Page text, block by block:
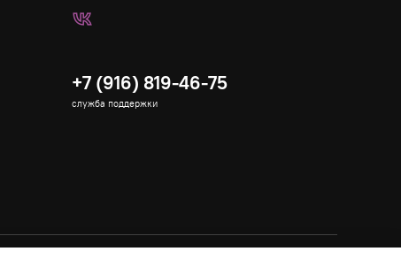
+7 (916) 819-46-75
служба поддержки